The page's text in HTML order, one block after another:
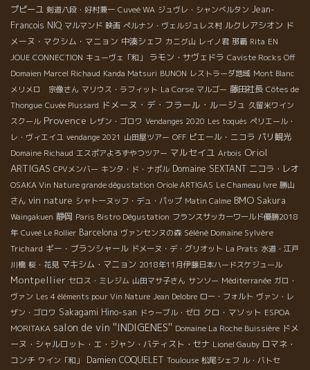
プピーユ 剣道八段・好村兼一 Cuveé WA ジュヴレ・シャンべルタン Jean-
Francois NIQ マルマンド 映画 ぺルナン・ヴェルジュレス村 ルクレアシオン ド
メーヌ・マクシム・マニョン 中湊シェフ カニグ山 レイノ君 那覇 Rita EN
JOUE CONNECTION キューヴェ「和」 ラモン・サヴェドラ Caviste Rocks Off
Domaien Marcel Richaud Kanda Matsuri BUNON レストラーダ地域 Mont Blanc
メリメロ 宗像さん マリウス・ラフィット La Corse マルゴー 藤田社長 Côtes de
Thongue Cuvée Plussard ドメーヌ・デ・フラール・ルージュ 久留米ワイン
スクール Provence レザン・ゴロワ Vendanges 2020 Les toqués ペリエール・
レ・ヴィエイユ vendange 2021 山田屋ツアー OFF ピエール・ニコラ パリ観光
Domaine Richaud エスポアよろずやつツアー マルセイユ Arbois Oriol
ARTIGAS CPVメンバー キンタ・ド・ナポル Domaine SEXTANT ニコラ・レオ
OSAKA Vin Nature grande dégustation Oriole ARTIGAS Le Chameau Ivre 勝山
さん vin nature シャトーヌッフ・デュ・パップ Matin Calme BMO Sakura
Waingakuen 静岡 Paris Bistro Dégustation フランスサッカーワールド優勝2018
年 Cuveé Le Rollier Barcelona ヴァンセンヌの森 Séléné Domaine Sylvère
Trichard ギー・ブランシャール ドメーヌ・デ・グリオット La Prats 水道・江戸
川橋 桜・花見 マキシム・マニョン 2018年11月伊藤日本ハードスケジュール
Montpellier セロス・ミレジム 山田マサ子さん サンソー Méditerranée ガロ・
ヴァン Les 4 éléments pour Vin Nature Jean Delobre ロー・フォルト ヴァン・レ
ザン・ゴロワ Sakagami Hino-san ドゥーブル・ゼロ クロ・マソット ESPOA
MORITAKA salon de vin ''INDIGENES'' Domaine La Roche Buissière ドメ
ーヌ・シャルロット・エ・ジャン・バティスト・セナ Lionel Gauby ロマネ・
コンチ ワイン「和」 Damien COQUELET Toulouse 松尾シェフ ル・バトセ